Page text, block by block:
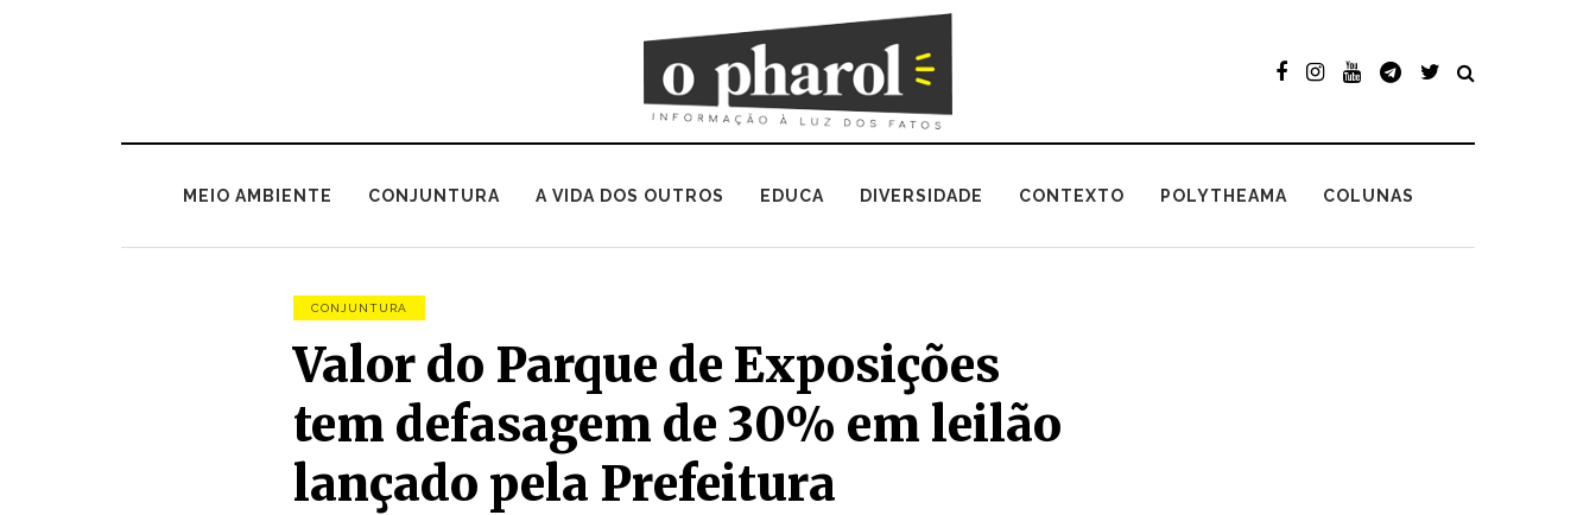
MEIO AMBIENTE CONJUNTURA A VIDA DOS OUTROS EDUCA DIVERSIDADE CONTEXTO POLYTHEAMA COLUNAS
CONJUNTURA
Valor do Parque de Exposições
tem defasagem de 30% em leilão
lançado pela Prefeitura